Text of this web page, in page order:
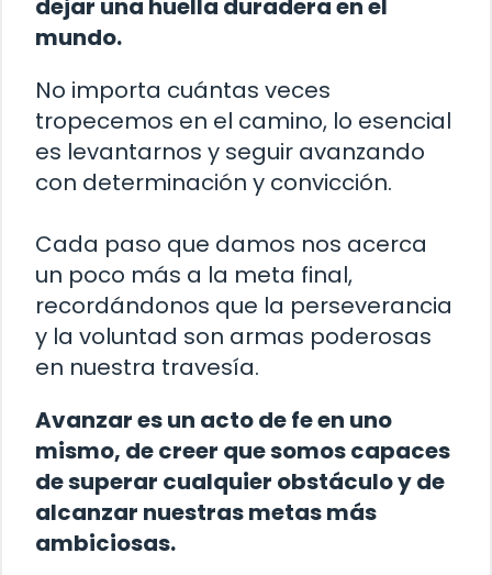
dejar una huella duradera en el
mundo.
No importa cuántas veces
tropecemos en el camino, lo esencial
es levantarnos y seguir avanzando
con determinación y convicción.
Cada paso que damos nos acerca
un poco más a la meta final,
recordándonos que la perseverancia
y la voluntad son armas poderosas
en nuestra travesía.
Avanzar es un acto de fe en uno
mismo, de creer que somos capaces
de superar cualquier obstáculo y de
alcanzar nuestras metas más
ambiciosas.